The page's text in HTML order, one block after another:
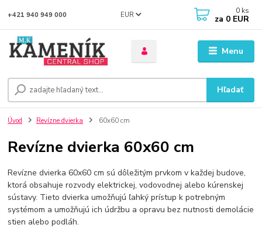
Menu
EUR
Hľadať
+421 940 949 000 0 ks
za 0 EUR
Úvod Revízne dvierka 60x60 cm
Revízne dvierka 60x60 cm
Revízne dvierka 60x60 cm sú dôležitým prvkom v každej budove,
ktorá obsahuje rozvody elektrickej, vodovodnej alebo kúrenskej
sústavy. Tieto dvierka umožňujú ľahký prístup k potrebným
systémom a umožňujú ich údržbu a opravu bez nutnosti demolácie
stien alebo podláh.